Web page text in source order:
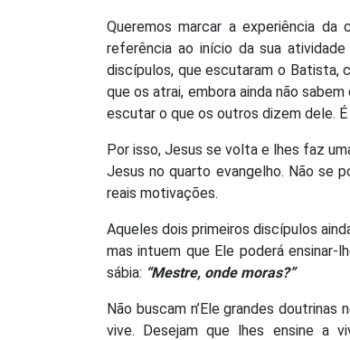
Queremos marcar a experiência
referência ao início da sua
discípulos, que escutaram o Batista,
que os atrai, embora ainda não
escutar o que os outros dizem dele.
Por isso, Jesus se volta e lhes faz
Jesus no quarto evangelho. Não se
reais motivações.
Aqueles dois primeiros discípulos
mas intuem que Ele poderá ensinar-
sábia: “Mestre, onde moras?”
Não buscam n’Ele grandes
vive. Desejam que lhes ensine a